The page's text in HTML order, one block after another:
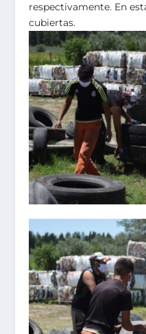
respectivamente. En
cubiertas.